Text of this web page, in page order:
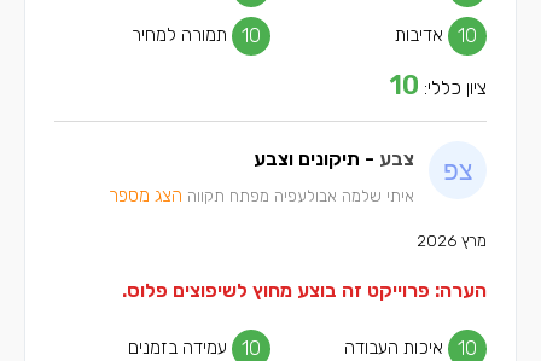
אדיבות 10 תמורה למחיר 10
ציון כללי: 10
צבע - תיקונים וצבע
איתי שלמה אבולעפיה מפתח תקווה הצג מספר
מרץ 2026
הערה: פרוייקט זה בוצע מחוץ לשיפוצים פלוס.
איכות העבודה 10 עמידה בזמנים 10